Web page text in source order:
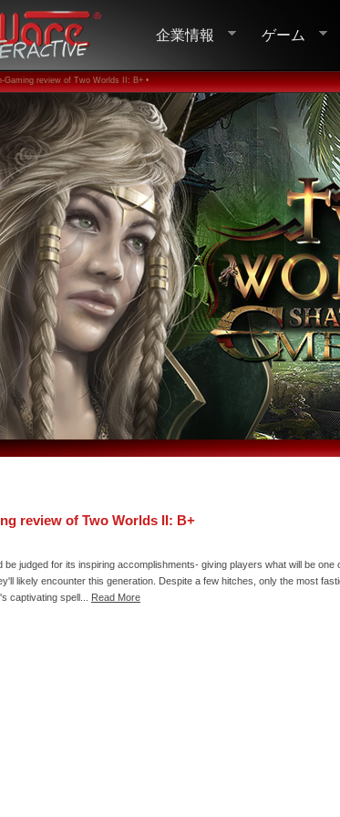
企業情報 ゲーム
Gaming review of Two Worlds II: B+ •
review of Two Worlds II: B+
be judged for its inspiring accomplishments- giving players what will be one
likely encounter this generation. Despite a few hitches, only the most
captivating spell... Read More